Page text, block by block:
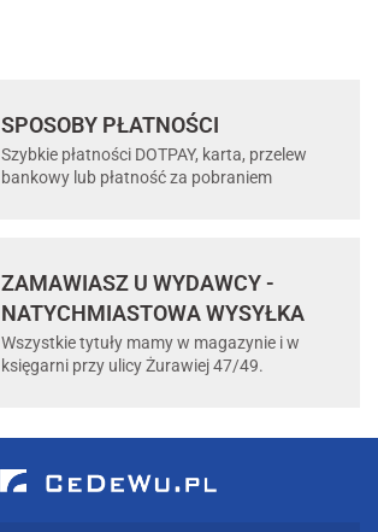
SPOSOBY PŁATNOŚCI
Szybkie płatności DOTPAY, karta, przelew
bankowy lub płatność za pobraniem
ZAMAWIASZ U WYDAWCY -
NATYCHMIASTOWA WYSYŁKA
Wszystkie tytuły mamy w magazynie i w
księgarni przy ulicy Żurawiej 47/49.